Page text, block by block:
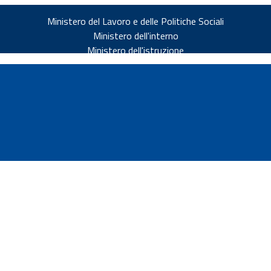
Ministero del Lavoro e delle Politiche Sociali
Ministero dell'interno
Ministero dell'istruzione